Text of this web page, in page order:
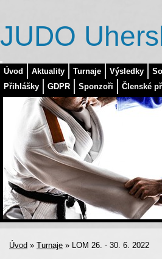
Úvod Aktuality Turnaje Výsledky
Přihlášky
GDPR Sponzoři Členské
JUDO
Úvod » Turnaje » LOM 26. - 30. 6. 2022